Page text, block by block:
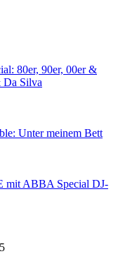
80er, 90er, 00er &
Da Silva
Unter meinem Bett
mit ABBA Special DJ-